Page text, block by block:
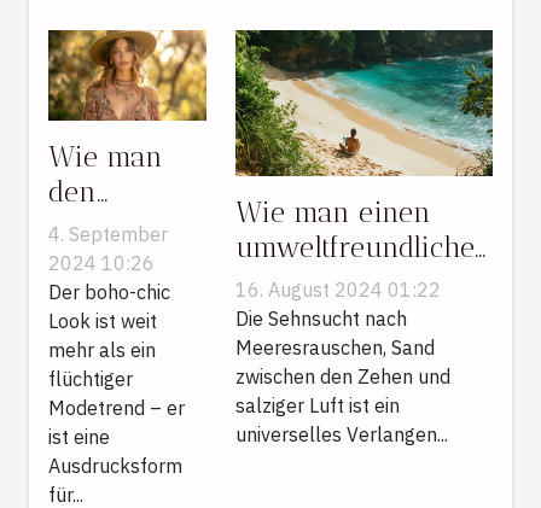
Wie man
den
perfekten
boho-chic
Look für
jede
Jahreszeit
kreiert
4. September
2024 10:26
Der boho-chic
Look ist weit
mehr als ein
flüchtiger
Modetrend – er
ist eine
Ausdrucksform
für...
Wie man einen
umweltfreundlichen
Küstenurlaub plant
16. August 2024 01:22
Die Sehnsucht nach
Meeresrauschen, Sand
zwischen den Zehen und
salziger Luft ist ein
universelles Verlangen...